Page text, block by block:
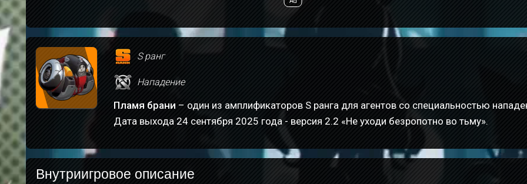
S ранг
Нападение
Пламя брани – один из амплификаторов S ранга для агентов со специальностью
Дата выхода 24 сентября 2025 года - версия 2.2 «Не уходи безропотно во тьму».
Внутриигровое описание